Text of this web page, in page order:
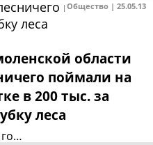
Общество | 25.05.13
области
поймали на
в 200 тыс. за
леса